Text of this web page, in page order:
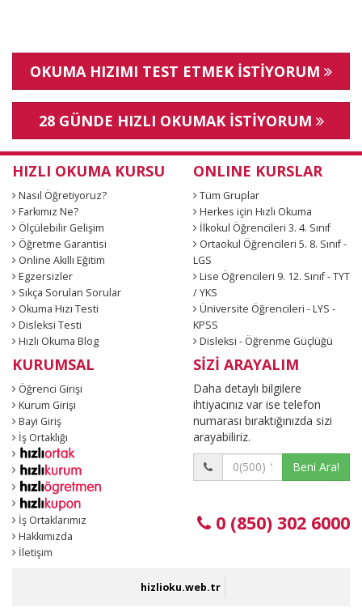
OKUMA HIZIMI TEST ETMEK İSTİYORUM
28 GÜNDE HIZLI OKUMAK İSTİYORUM
HIZLI OKUMA KURSU
Nasıl Öğretiyoruz?
Farkımız Ne?
Ölçülebilir Gelişim
Öğretme Garantisi
Online Akıllı Eğitim
Egzersizler
Sıkça Sorulan Sorular
Okuma Hızı Testi
Disleksi Testi
Hızlı Okuma Blog
ONLINE KURSLAR
Tüm Gruplar
Herkes için Hızlı Okuma
İlkokul Öğrencileri 3. 4. Sınıf
Ortaokul Öğrencileri 5. 8. Sınıf -
LGS
Lise Öğrencileri 9. 12. Sınıf - TYT
/ YKS
Üniversite Öğrencileri - LYS -
KPSS
Disleksi - Öğrenme Güçlüğü
KURUMSAL
Öğrenci Girişi
Kurum Girişi
Bayi Giriş
İş Ortaklığı
İş Ortaklarımız
Hakkımızda
İletişim
SİZİ ARAYALIM
Daha detaylı bilgilere
ihtiyacınız var ise telefon
numarası bıraktığınızda sizi
arayabiliriz.
Beni Ara!
0 (850) 302 6000
hizlioku.web.tr